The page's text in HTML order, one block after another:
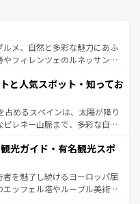
メ、自然と多彩な魅力にあふ
やフィレンツェのルネッサンス
田園風景やアマルフィ海岸の絶
い。観光の合間には、本場の
イタリア料理を堪能することも
るまで、すべての瞬間を楽し
はコンテンツ一覧を参照してほ
と人気スポット・知ってお
占めるスペインは、太陽が降り
レネー山脈まで、多彩な自然
熱的なフラメンコ、熱気あふ
パスが生活の一部となってい
れた雰囲気や、バルセロナの
方では古代ローマ遺跡や中世
光ガイド・有名観光スポ
を魅了し続けるヨーロッパ屈
ッフェル塔やルーブル美術館